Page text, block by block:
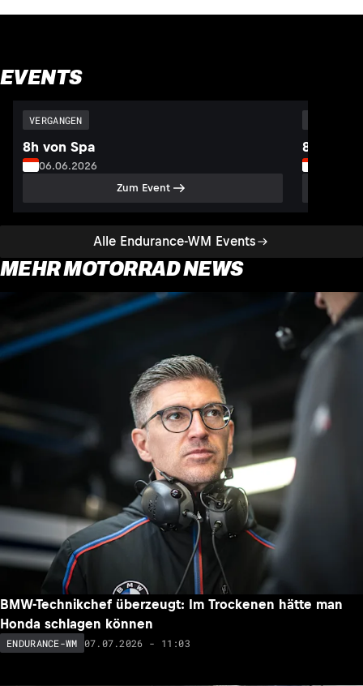
EVENTS
Alle Endurance-WM Events
VERGANGEN
8h von Spa
06.06.2026
Zum Event
8h von
MEHR MOTORRAD NEWS
BMW-Technikchef überzeugt: Im Trockenen hätte man
Honda schlagen können
ENDURANCE-WM 07.07.2026 - 11:03